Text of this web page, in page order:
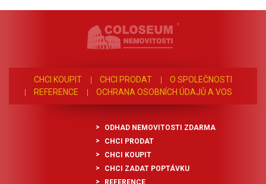
CHCI KOUPIT CHCI PRODAT
O SPOLEČNOSTI
REFERENCE
OCHRANA OSOBNÍCH ÚDAJŮ A VOS
ODHAD NEMOVITOSTI ZDARMA
CHCI PRODAT
CHCI KOUPIT
CHCI ZADAT POPTÁVKU
REFERENCE